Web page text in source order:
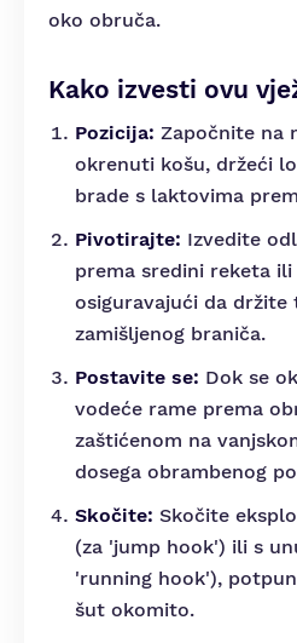
oko obruča.
Kako izvesti ovu
Pozicija: Započnite na
okrenuti košu, držeći
brade s laktovima
Pivotirajte: Izvedite
prema sredini reketa
osiguravajući da
zamišljenog braniča.
Postavite se: Dok se
vodeće rame prema
zaštićenom na
dosega obrambenog
Skočite: Skočite
(za 'jump hook') ili s
'running hook'),
šut okomito.